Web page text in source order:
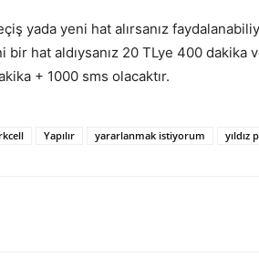
yada yeni hat alırsanız
bir hat aldıysanız 20 TLye 400 dakika
+ 1000 sms olacaktır.
Yapılır yararlanmak istiyorum yıldız